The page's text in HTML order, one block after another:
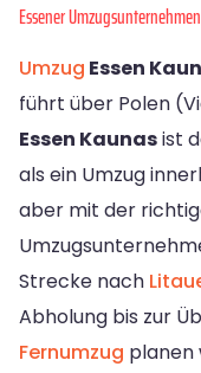
Essener Umzugsunternehmen
Umzug Essen
führt über Polen
Essen Kaunasist
als ein Umzug
aber mit der
Strecke nach
Abholung bis zur
Fernumzug planen